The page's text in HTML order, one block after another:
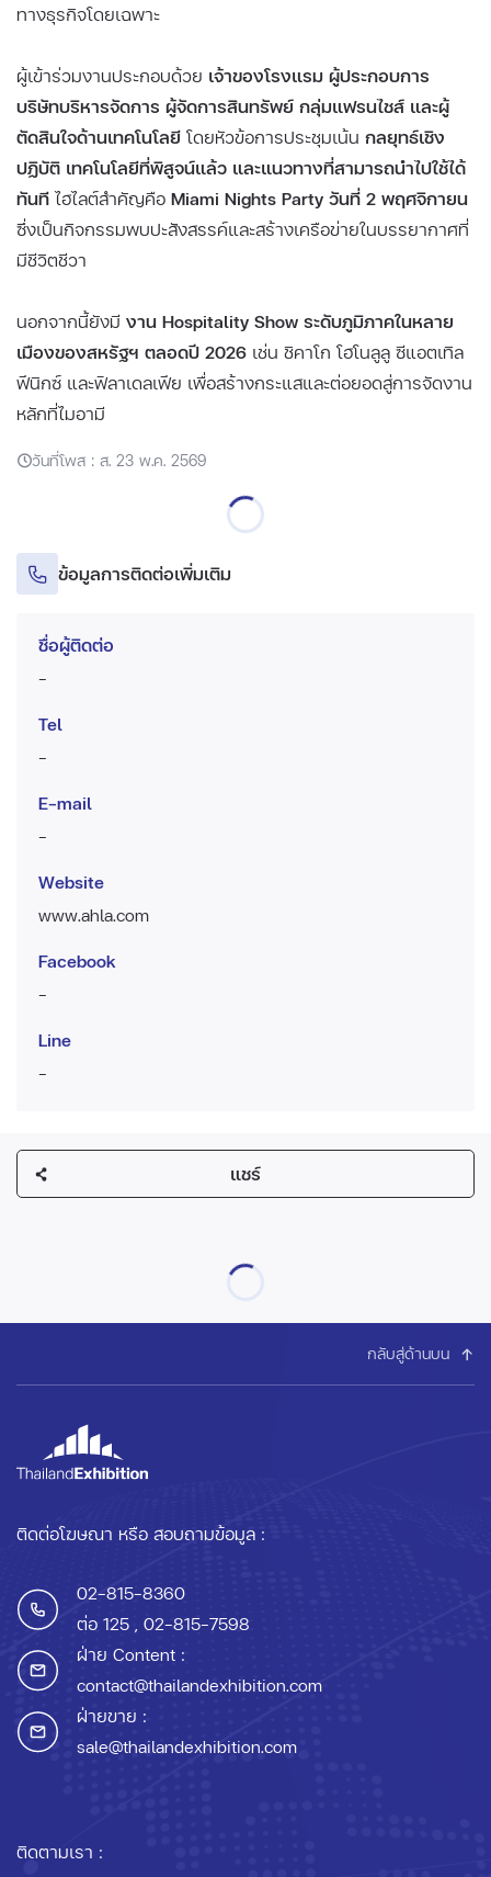
ทางธุรกิจโดยเฉพาะ
ผู้เข้าร่วมงานประกอบด้วย เจ้าของโรงแรม ผู้ประกอบการ
บริษัทบริหารจัดการ ผู้จัดการสินทรัพย์ กลุ่มแฟรนไชส์ และผู้
ตัดสินใจด้านเทคโนโลยี โดยหัวข้อการประชุมเน้น กลยุทธ์เชิง
ปฏิบัติ เทคโนโลยีที่พิสูจน์แล้ว และแนวทางที่สามารถนำไปใช้ได้
ทันทีไฮไลต์สำคัญคือ Miami Nights Party วันที่ 2 พฤศจิกายน
ซึ่งเป็นกิจกรรมพบปะสังสรรค์และสร้างเครือข่ายในบรรยากาศที่
มีชีวิตชีวา
นอกจากนี้ยังมี งาน Hospitality Show ระดับภูมิภาคในหลาย
เมืองของสหรัฐฯ ตลอดปี 2026 เช่น ชิคาโก โฮโนลูลู ซีแอตเทิล
ฟีนิกซ์ และฟิลาเดลเฟีย เพื่อสร้างกระแสและต่อยอดสู่การจัดงาน
หลักที่ไมอามี
วันที่โพส : ส. 23 พ.ค. 2569
ข้อมูลการติดต่อเพิ่มเติม
ชื่อผู้ติดต่อ
-
Tel
-
E-mail
-
Website
www.ahla.com
Facebook
-
Line
-
แชร์
กลับสู่ด้านบน
ติดต่อโฆษณา หรือ สอบถามข้อมูล :
02-815-8360
ต่อ 125 , 02-815-7598
ฝ่าย Content :
contact@thailandexhibition.com
ฝ่ายขาย :
sale@thailandexhibition.com
ติดตามเรา :